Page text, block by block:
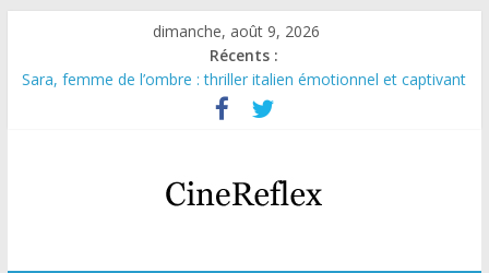
dimanche, août 9, 2026
Récents :
Sara, femme de l’ombre : thriller italien émotionnel et captivant
Journal d’une fille larguée : nouvelle série suédoise sur Netflix
Aema : mini-série sur le tournage d’un film érotique devenu
Glass Heart : excellente série musicale avec Takeru Satō
Olympo, saison 1 : nouvelle série qui séduira les fans de